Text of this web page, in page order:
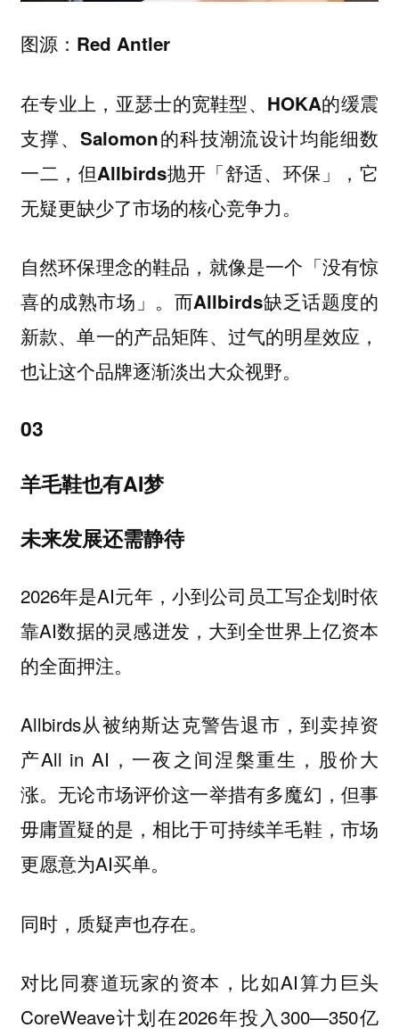
图源：Red Antler
在专业上，亚瑟士的宽鞋型、HOKA的缓震
支撑、Salomon的科技潮流设计均能细数
一二，但Allbirds抛开「舒适、环保」，它
无疑更缺少了市场的核心竞争力。
自然环保理念的鞋品，就像是一个「没有惊
喜的成熟市场」。而Allbirds缺乏话题度的
新款、单一的产品矩阵、过气的明星效应，
也让这个品牌逐渐淡出大众视野。
03
羊毛鞋也有AI梦
未来发展还需静待
2026年是AI元年，小到公司员工写企划时依
靠AI数据的灵感迸发，大到全世界上亿资本
的全面押注。
Allbirds从被纳斯达克警告退市，到卖掉资
产All in AI，一夜之间涅槃重生，股价大
涨。无论市场评价这一举措有多魔幻，但事
毋庸置疑的是，相比于可持续羊毛鞋，市场
更愿意为AI买单。
同时，质疑声也存在。
对比同赛道玩家的资本，比如AI算力巨头
CoreWeave计划在2026年投入300—350亿